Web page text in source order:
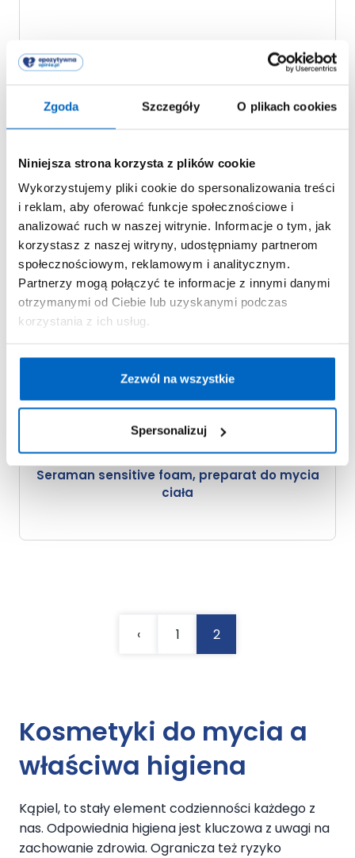
Zgoda Szczegóły O plikach cookies
Niniejsza strona korzysta z plików cookie
Wykorzystujemy pliki cookie do spersonalizowania treści
i reklam, aby oferować funkcje społecznościowe i
analizować ruch w naszej witrynie. Informacje o tym, jak
korzystasz z naszej witryny, udostępniamy partnerom
społecznościowym, reklamowym i analitycznym.
Partnerzy mogą połączyć te informacje z innymi danymi
otrzymanymi od Ciebie lub uzyskanymi podczas
korzystania z ich usług.
Zezwól na wszystkie
Spersonalizuj
Bella Baby Happy Emulsja do kąpieli
Seraman sensitive foam, preparat do mycia
ciała
‹ 1 2
Kosmetyki do mycia a
właściwa higiena
Kąpiel, to stały element codzienności każdego z
nas. Odpowiednia higiena jest kluczowa z uwagi na
zachowanie zdrowia. Ogranicza też ryzyko